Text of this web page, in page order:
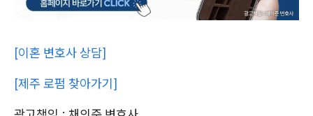
[이혼 변호사 상담]
[제주 로펌 찾아가기]